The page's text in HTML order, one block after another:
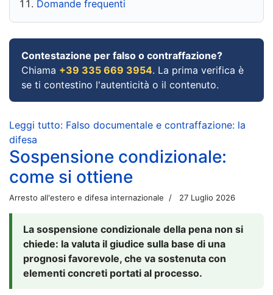
Domande frequenti
Contestazione per falso o contraffazione?
Chiama +39 335 669 3954. La prima verifica è
se ti contestino l'autenticità o il contenuto.
Leggi tutto: Falso documentale e contraffazione: la
difesa
Sospensione condizionale:
come si ottiene
Arresto all'estero e difesa internazionale 27 Luglio 2026
La sospensione condizionale della pena non si
chiede: la valuta il giudice sulla base di una
prognosi favorevole, che va sostenuta con
elementi concreti portati al processo.